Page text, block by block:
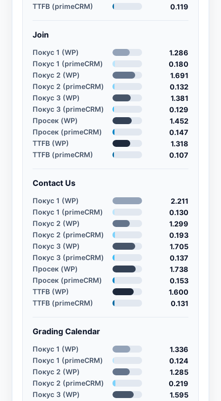
TTFB (primeCRM)
0.119
Join
Покус 1 (WP)
1.286
Покус 1 (primeCRM)
0.180
Покус 2 (WP)
1.691
Покус 2 (primeCRM)
0.132
Покус 3 (WP)
1.381
Покус 3 (primeCRM)
0.129
Просек (WP)
1.452
Просек (primeCRM)
0.147
TTFB (WP)
1.318
TTFB (primeCRM)
0.107
Contact Us
Покус 1 (WP)
2.211
Покус 1 (primeCRM)
0.130
Покус 2 (WP)
1.299
Покус 2 (primeCRM)
0.193
Покус 3 (WP)
1.705
Покус 3 (primeCRM)
0.137
Просек (WP)
1.738
Просек (primeCRM)
0.153
TTFB (WP)
1.600
TTFB (primeCRM)
0.131
Grading Calendar
Покус 1 (WP)
1.336
Покус 1 (primeCRM)
0.124
Покус 2 (WP)
1.285
Покус 2 (primeCRM)
0.219
Покус 3 (WP)
1.595